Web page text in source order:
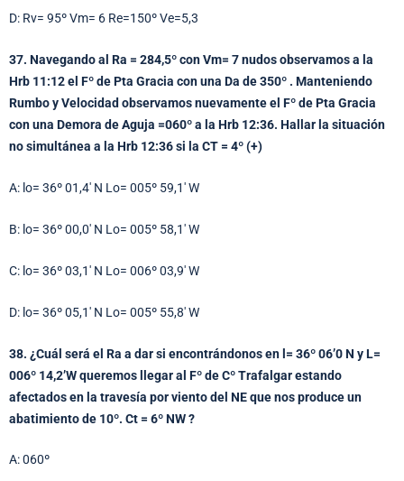
D: Rv= 95º Vm= 6 Re=150º Ve=5,3
37. Navegando al Ra = 284,5º con Vm= 7 nudos observamos a la
Hrb 11:12 el Fº de Pta Gracia con una Da de 350º . Manteniendo
Rumbo y Velocidad observamos nuevamente el Fº de Pta Gracia
con una Demora de Aguja =060º a la Hrb 12:36. Hallar la situación
no simultánea a la Hrb 12:36 si la CT = 4º (+)
A: lo= 36º 01,4′ N Lo= 005º 59,1′ W
B: lo= 36º 00,0′ N Lo= 005º 58,1′ W
C: lo= 36º 03,1′ N Lo= 006º 03,9′ W
D: lo= 36º 05,1′ N Lo= 005º 55,8′ W
38. ¿Cuál será el Ra a dar si encontrándonos en l= 36º 06’0 N y L=
006º 14,2’W queremos llegar al Fº de Cº Trafalgar estando
afectados en la travesía por viento del NE que nos produce un
abatimiento de 10º. Ct = 6º NW ?
A: 060º